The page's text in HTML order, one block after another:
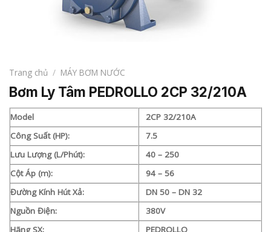
Trang chủ / MÁY BƠM NƯỚC
Bơm Ly Tâm PEDROLLO 2CP 32/210A
Model
2CP 32/210A
Công Suất (HP):
7.5
Lưu Lượng (L/Phút):
40 – 250
Cột Áp (m):
94 – 56
Đường Kính Hút Xả:
DN 50 – DN 32
Nguồn Điện:
380V
Hãng SX:
PEDROLLO